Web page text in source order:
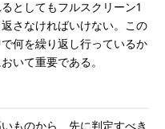
としてもフルスクリーン1
さなければいけない。この
何を繰り返し行っているか
いて重要である。
ものから、先に判定すべき